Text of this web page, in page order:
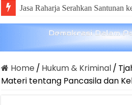
Jasa Raharja Serahkan
Home / Hukum & Kriminal/
Materi tentang Pancasila dan